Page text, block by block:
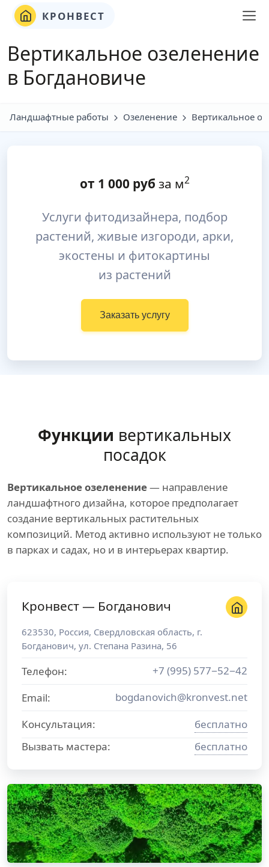
КРОНВЕСТ
Вертикальное озеленение
в Богдановиче
Ландшафтные работы Озеленение Вертикальное
от 1 000руб за м2
Услуги фитодизайнера, подбор
растений, живые изгороди, арки,
экостены и фитокартины
из растений
Заказать услугу
Функции вертикальных
посадок
Вертикальное озеленение— направление
ландшафтного дизайна, которое предполагает
создание вертикальных растительных
композиций. Метод активно используют не только
в парках и садах, но и в интерьерах квартир.
Кронвест — Богданович
623530, Россия, Свердловская область, г.
Богданович, ул. Степана Разина, 56
Телефон:
+7 (995) 577−52−42
Email:
bogdanovich@kronvest.net
Консультация:
бесплатно
Вызвать мастера:
бесплатно